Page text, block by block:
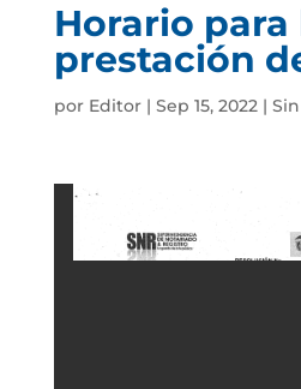
Horario para
prestación
por Editor| Sep 15, 2022|